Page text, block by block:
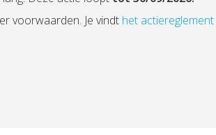
voorwaarden. Je vindt het actiereglement